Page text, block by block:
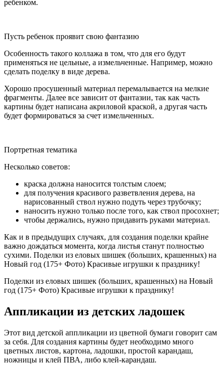
ребенком.
Пусть ребенок проявит свою фантазию
Особенность такого коллажа в том, что для его будут
применяться не цельные, а измельченные. Например, можно
сделать поделку в виде дерева.
Хорошо просушенный материал перемалывается на мелкие
фрагменты. Далее все зависит от фантазии, так как часть
картины будет написана акриловой краской, а другая часть
будет формироваться за счет измельченных.
Портретная тематика
Несколько советов:
краска должна наносится толстым слоем;
для получения красивого разветвления дерева, на
нарисованный ствол нужно подуть через трубочку;
наносить нужно только после того, как ствол просохнет;
чтобы держались, нужно придавить руками материал.
Как и в предыдущих случаях, для создания поделки крайне
важно дождаться момента, когда листья станут полностью
сухими. Поделки из еловых шишек (больших, крашенных) на
Новый год (175+ Фото) Красивые игрушки к празднику!
Поделки из еловых шишек (больших, крашенных) на Новый
год (175+ Фото) Красивые игрушки к празднику!
Аппликации из детских ладошек
Этот вид детской аппликации из цветной бумаги говорит сам
за себя. Для создания картины будет необходимо много
цветных листов, картона, ладошки, простой карандаш,
ножницы и клей ПВА, либо клей-карандаш.